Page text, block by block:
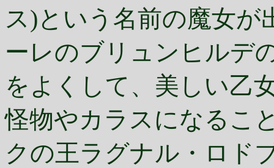
ス)という名前の魔女
ーレのブリュンヒルデ
をよくして、美しい乙
怪物やカラスになるこ
クの王ラグナル・ロド